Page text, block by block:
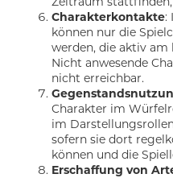
Charakterkontakte:
können nur die
werden, die aktiv am
Nicht anwesende
nicht erreichbar.
Charakter im
im
sofern sie dort
können und die
Erschaffung von